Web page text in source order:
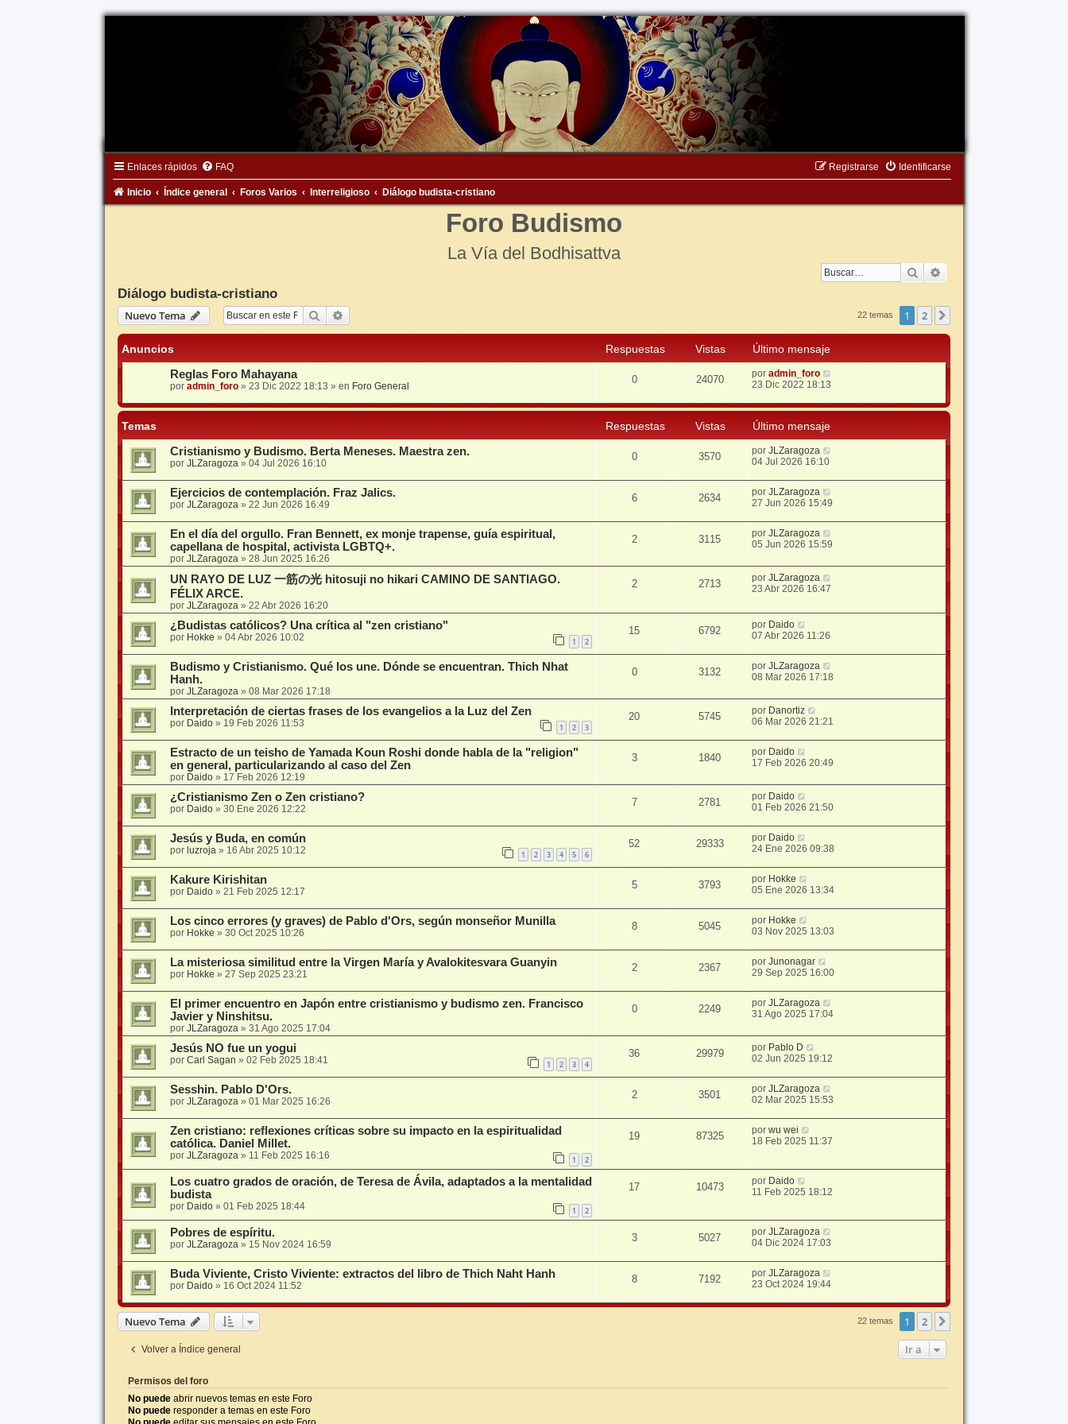
Enlaces rápidos FAQ Identificarse
Registrarse
Inicio Índice general Foros Varios Interreligioso Diálogo budista-cristiano
Foro Budismo
La Vía del Bodhisattva
Buscar
Diálogo budista-cristiano
Nuevo Tema
Buscar 22 temas 1 2
Anuncios Respuestas Vistas
Último mensaje
Reglas Foro Mahayana
por admin_foro» 23 Dic 2022 18:13 » en Foro General
0 24070 poradmin_foro
23 Dic 2022 18:13
Temas Respuestas Vistas
Último mensaje
Cristianismo y Budismo. Berta Meneses. Maestra zen.
por JLZaragoza» 04 Jul 2026 16:10
0 3570 porJLZaragoza
04 Jul 2026 16:10
Ejercicios de contemplación. Fraz Jalics.
por JLZaragoza» 22 Jun 2026 16:49
6 2634 porJLZaragoza
27 Jun 2026 15:49
En el día del orgullo. Fran Bennett, ex monje trapense, guía espiritual,
capellana de hospital, activista LGBTQ+.
por JLZaragoza» 28 Jun 2025 16:26
2 3115 porJLZaragoza
05 Jun 2026 15:59
UN RAYO DE LUZ 一筋の光 hitosuji no hikari CAMINO DE SANTIAGO.
FÉLIX ARCE.
por JLZaragoza» 22 Abr 2026 16:20
2 2713 porJLZaragoza
23 Abr 2026 16:47
¿Budistas católicos? Una crítica al "zen cristiano"
por Hokke » 04 Abr 2026 10:02 1 2
15 6792 por Daido
07 Abr 2026 11:26
Budismo y Cristianismo. Qué los une. Dónde se encuentran. Thich Nhat
Hanh.
por JLZaragoza» 08 Mar 2026 17:18
0 3132 porJLZaragoza
08 Mar 2026 17:18
Interpretación de ciertas frases de los evangelios a la Luz del Zen
por Daido» 19 Feb 2026 11:53 1 2 3
20 5745 por Danortiz
06 Mar 2026 21:21
Estracto de un teisho de Yamada Koun Roshi donde habla de la "religion"
en general, particularizando al caso del Zen
por Daido» 17 Feb 2026 12:19
3 1840 por Daido
17 Feb 2026 20:49
¿Cristianismo Zen o Zen cristiano?
por Daido» 30 Ene 2026 12:22
7 2781 por Daido
01 Feb 2026 21:50
Jesús y Buda, en común
por luzroja» 16 Abr 2025 10:12 1 2 3 4 5 6
52 29333 por Daido
24 Ene 2026 09:38
Kakure Kirishitan
por Daido» 21 Feb 2025 12:17
5 3793 por Hokke
05 Ene 2026 13:34
Los cinco errores (y graves) de Pablo d'Ors, según monseñor Munilla
por Hokke » 30 Oct 2025 10:26
8 5045 por Hokke
03 Nov 2025 13:03
La misteriosa similitud entre la Virgen María y Avalokitesvara Guanyin
por Hokke » 27 Sep 2025 23:21
2 2367 porJunonagar
29 Sep 2025 16:00
El primer encuentro en Japón entre cristianismo y budismo zen. Francisco
Javier y Ninshitsu.
por JLZaragoza» 31 Ago 2025 17:04
0 2249 porJLZaragoza
31 Ago 2025 17:04
Jesús NO fue un yogui
por Carl Sagan » 02 Feb 2025 18:41 1 2 3 4
36 29979 por Pablo D
02 Jun 2025 19:12
Sesshin. Pablo D'Ors.
por JLZaragoza» 01 Mar 2025 16:26
2 3501 porJLZaragoza
02 Mar 2025 15:53
Zen cristiano: reflexiones críticas sobre su impacto en la espiritualidad
católica. Daniel Millet.
por JLZaragoza» 11 Feb 2025 16:16 1 2
19 87325 porwu wei
18 Feb 2025 11:37
Los cuatro grados de oración, de Teresa de Ávila, adaptados a la mentalidad
budista
por Daido» 01 Feb 2025 18:44 1 2
17 10473 por Daido
11 Feb 2025 18:12
Pobres de espíritu.
por JLZaragoza» 15 Nov 2024 16:59
3 5027 porJLZaragoza
04 Dic 2024 17:03
Buda Viviente, Cristo Viviente: extractos del libro de Thich Naht Hanh
por Daido» 16 Oct 2024 11:52
8 7192 porJLZaragoza
23 Oct 2024 19:44
Nuevo Tema 22 temas 1 2
Volver a Índice general Ir a
Permisos del foro
No puedeabrir nuevos temas en este Foro
No puederesponder a temas en este Foro